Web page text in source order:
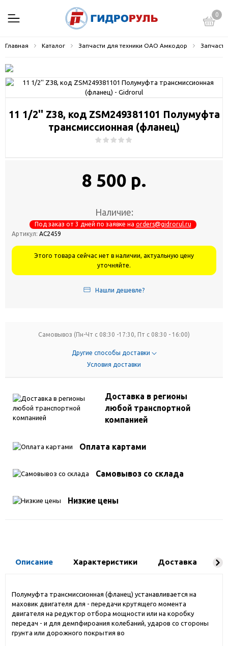
0
Главная Каталог Запчасти для техники ОАО Амкодор
11 1/2'' Z38, код ZSM249381101 Полумуфта
трансмиссионная (фланец)
8 500 р.
Наличие:
Под заказ от 3 дней по заявке на orders@gidrorul.ru
Артикул: АС2459
Этого товара сейчас нет в наличии, актуальную цену
уточняйте.
Нашли дешевле?
Самовывоз (Пн-Чт с 08:30 -17:30, Пт с 08:30 - 16:00)
Другие способы доставки
Условия доставки
Доставка в регионы
любой транспортной
компанией
Оплата картами
Самовывоз со склада
Низкие цены
Описание Характеристики Доставка
Полумуфта трансмиссионная (фланец) устанавливается на
маховик двигателя для - передачи крутящего момента
двигателя на редуктор отбора мощности или на коробку
передач - и для демпфироания колебаний, ударов со стороны
грунта или дорожного покрытия во